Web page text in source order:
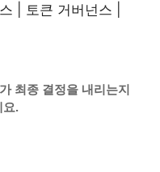
| 토큰 거버넌스 |
최종 결정을 내리는지
요.